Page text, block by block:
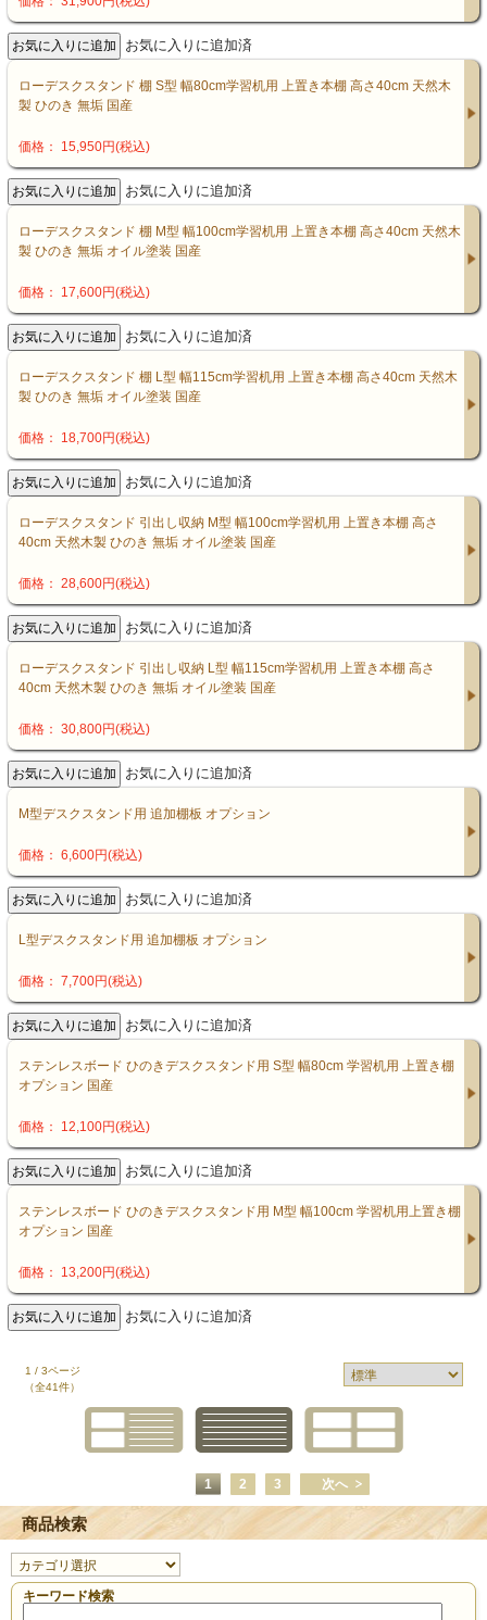
お気に入りに追加済
ローデスクスタンド 棚 S型 幅80cm学習机用 上置き本棚 高さ40cm 天然木
製 ひのき 無垢 国産
価格： 15,950円(税込)
お気に入りに追加済
ローデスクスタンド 棚 M型 幅100cm学習机用 上置き本棚 高さ40cm 天然木
製 ひのき 無垢 オイル塗装 国産
価格： 17,600円(税込)
お気に入りに追加済
ローデスクスタンド 棚 L型 幅115cm学習机用 上置き本棚 高さ40cm 天然木
製 ひのき 無垢 オイル塗装 国産
価格： 18,700円(税込)
お気に入りに追加済
ローデスクスタンド 引出し収納 M型 幅100cm学習机用 上置き本棚 高さ
40cm 天然木製 ひのき 無垢 オイル塗装 国産
価格： 28,600円(税込)
お気に入りに追加済
ローデスクスタンド 引出し収納 L型 幅115cm学習机用 上置き本棚 高さ
40cm 天然木製 ひのき 無垢 オイル塗装 国産
価格： 30,800円(税込)
お気に入りに追加済
M型デスクスタンド用 追加棚板 オプション
価格： 6,600円(税込)
お気に入りに追加済
L型デスクスタンド用 追加棚板 オプション
価格： 7,700円(税込)
お気に入りに追加済
ステンレスボード ひのきデスクスタンド用 S型 幅80cm 学習机用 上置き棚
オプション 国産
価格： 12,100円(税込)
お気に入りに追加済
ステンレスボード ひのきデスクスタンド用 M型 幅100cm 学習机用上置き棚
オプション 国産
価格： 13,200円(税込)
お気に入りに追加済
1 / 3ページ
（全41件）
1 2 3 次へ
商品検索
キーワード検索